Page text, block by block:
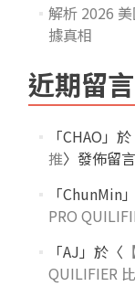
解析 2026
據真相
近期留言
「CHAO 」
推〉發佈留言
「ChunMin
PRO
「AJ 」於〈
QUILIFIER